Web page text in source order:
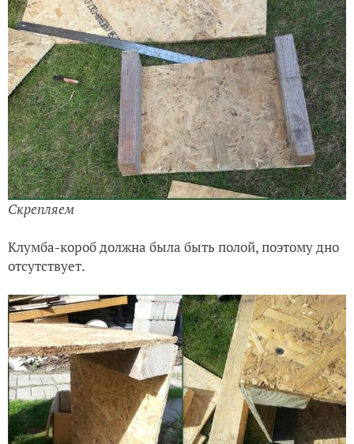
Скрепляем
Клумба-короб должна была быть полой, поэтому дно
отсутствует.